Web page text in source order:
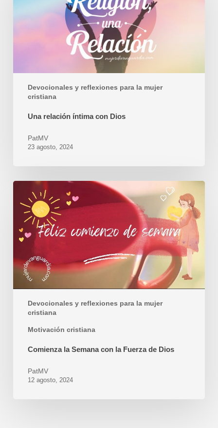
Devocionales y reflexiones para la mujer
cristiana
Una relación íntima con Dios
PatMV
23 agosto, 2024
Devocionales y reflexiones para la mujer
cristiana
Motivación cristiana
Semana
con
Fuerza
de
Comienza la Semana con la Fuerza de Dios
PatMV
12 agosto, 2024